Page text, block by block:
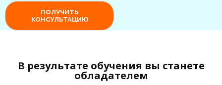
В результате обучения вы станете
обладателем